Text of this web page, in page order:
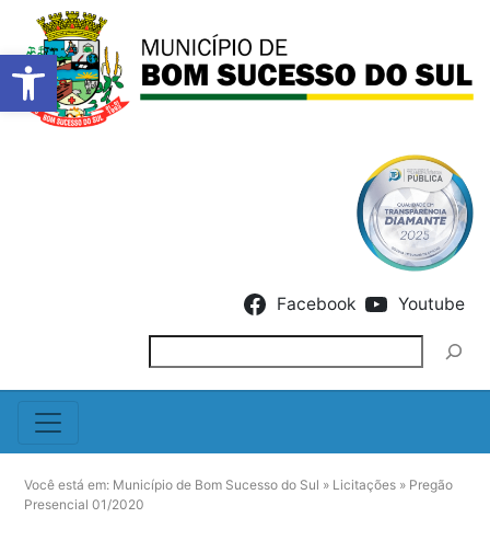
Barra de Ferramentas
Facebook Youtube
Você está em: Município de Bom Sucesso do Sul » Licitações » Pregão
Presencial 01/2020